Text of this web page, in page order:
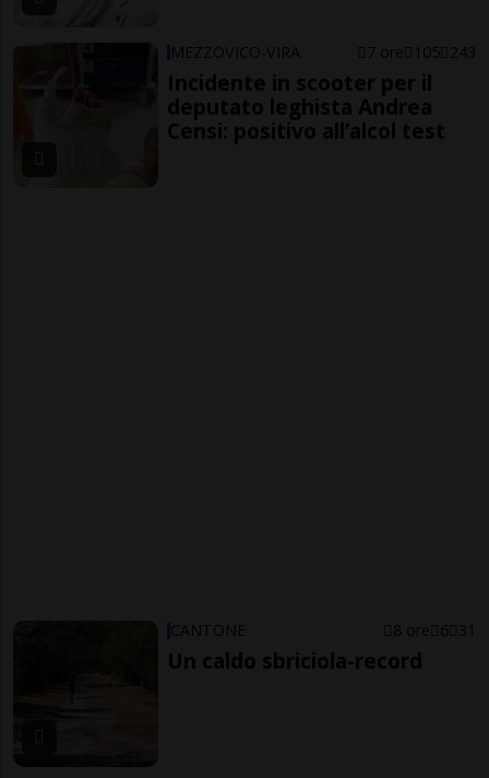
MEZZOVICO-VIRA 7 ore 105 243
Incidente in scooter per il
deputato leghista Andrea
Censi: positivo all’alcol test
CANTONE 8 ore 6 31
Un caldo sbriciola-record